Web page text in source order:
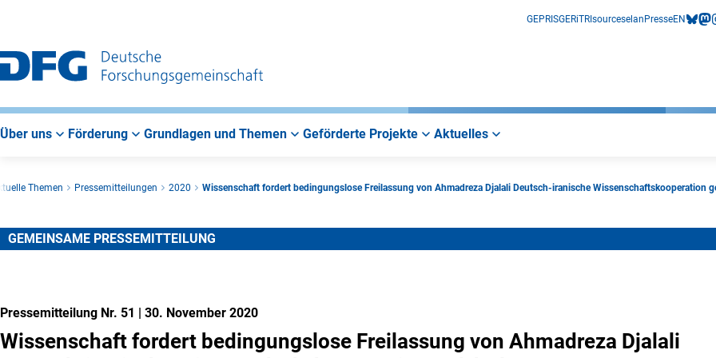
GEPRISGERiTRIsourceselan PresseEN
Über uns Förderung Grundlagen und Themen Geförderte Projekte Aktuelles
Themen Pressemitteilungen 2020 Wissenschaft fordert bedingungslose Freilassung von Ahmadreza Djalali Deutsch-iranische Wissenschaftskooperation
GEMEINSAME PRESSEMITTEILUNG
Pressemitteilung Nr. 51 | 30. November 2020
Wissenschaft fordert bedingungslose Freilassung von Ahmadreza Djalali